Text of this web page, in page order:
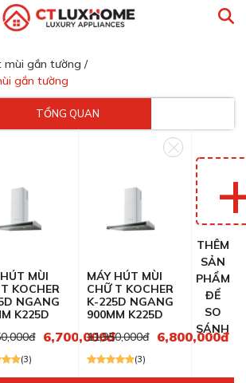
mùi gắn tường /
gắn tường
TỔNG QUAN
MÙI
KOCHER
NGANG
K225D
6,700,000đ
(3)
MÁY HÚT MÙI
CHỮ T KOCHER
K-225D NGANG
900MM K225D
11,950,000đ
6,800,000đ
(3)
THÊM
SẢN
PHẨM
ĐỂ
SO
SÁNH